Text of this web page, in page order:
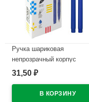
Ручка шариковая
непрозрачный корпус
(deVENTE) Простые линии
синий корпус арт.5073626
31,50 ₽